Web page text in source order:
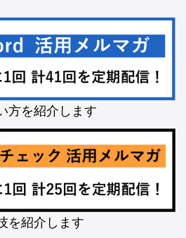
方を紹介します
を紹介します